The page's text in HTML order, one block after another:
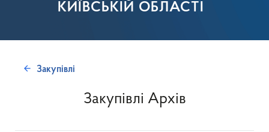
КИЇВСЬКІЙ ОБЛАСТІ
Закупівлі
Закупівлі Архів